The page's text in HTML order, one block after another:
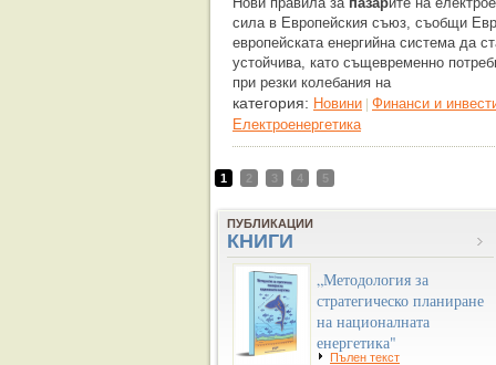
сила в Европейския съюз, съобщи
европейската енергийна система да
устойчива, като същевременно
при резки колебания на
категория: Новини | Финанси и
Eлектроенергетика
1 2 3 4 5
ПУБЛИКАЦИИ
КНИГИ
„Методология за
стратегическо планиране
на националната
енергетика"
Пълен текст